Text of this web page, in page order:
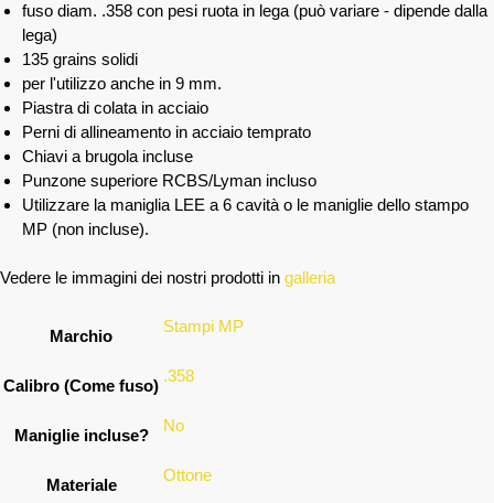
fuso diam. .358 con pesi ruota in lega (può variare - dipende dalla
lega)
135 grains solidi
per l'utilizzo anche in 9 mm.
Piastra di colata in acciaio
Perni di allineamento in acciaio temprato
Chiavi a brugola incluse
Punzone superiore RCBS/Lyman incluso
Utilizzare la maniglia LEE a 6 cavità o le maniglie dello stampo
MP (non incluse).
Vedere le immagini dei nostri prodotti in galleria
Marchio
Stampi MP
Calibro (Come fuso)
.358
Maniglie incluse?
No
Materiale
Ottone